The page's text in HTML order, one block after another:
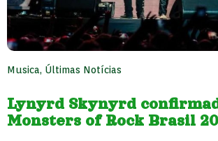
Musica, Últimas Notícias
Lynyrd Skynyrd
Monsters of Rock Brasil